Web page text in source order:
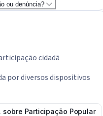
ou denúncia?
cidadã
por diversos dispositivos
sobre Participação Popular